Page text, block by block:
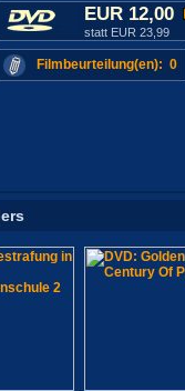
EUR 12,00
statt EUR 23,99
Filmbeurteilung(en): 0